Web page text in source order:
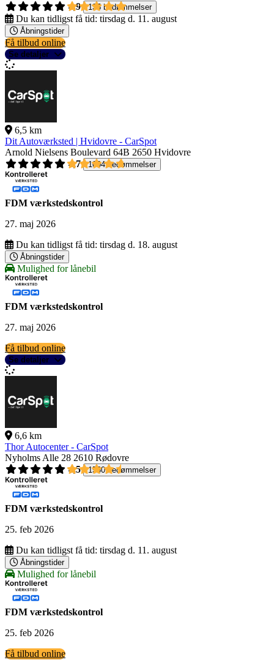
4,9
135 bedømmelser
Du kan tidligst få tid: tirsdag d. 11. august
Åbningstider
Få tilbud online
Se detaljer
6,5 km
Dit Autoværksted | Hvidovre - CarSpot
Arnold Nielsens Boulevard 64B 2650 Hvidovre
4,7
1004 bedømmelser
FDM værkstedskontrol
27. maj 2026
Du kan tidligst få tid: tirsdag d. 18. august
Åbningstider
Mulighed for lånebil
FDM værkstedskontrol
27. maj 2026
Få tilbud online
Se detaljer
6,6 km
Thor Autocenter - CarSpot
Nyholms Alle 28 2610 Rødovre
4,5
1560 bedømmelser
FDM værkstedskontrol
25. feb 2026
Du kan tidligst få tid: tirsdag d. 11. august
Åbningstider
Mulighed for lånebil
FDM værkstedskontrol
25. feb 2026
Få tilbud online